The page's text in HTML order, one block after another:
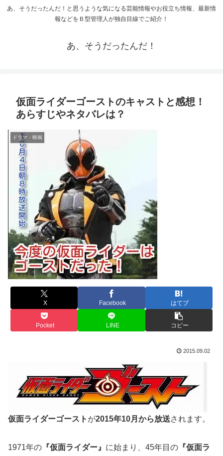
あ、そうだったんだ！と思うような気になる芸能情報やお役立ち情報、最新情
報などをＢ型管理人が独自目線でご紹介！
あ、そうだったんだ！
仮面ライダーゴーストのキャストと感想！
あらすじやネタバレは？
ドラマ・映画
X Facebook はてブ
Pocket LINE コピー
2015.09.02
仮面ライダーゴースト が2015年10月から放送されます。
1971年の 『仮面ライダー』 に始まり、45年目の 『仮面ラ